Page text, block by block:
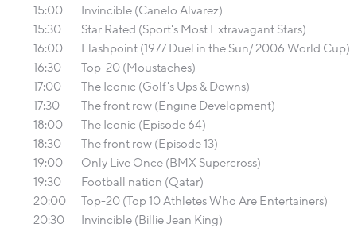
15:00
Invincible (Canelo Alvarez)
15:30
Star Rated (Sport's Most Extravagant Stars)
16:00
Flashpoint (1977 Duel in the Sun/ 2006 World Cup)
16:30
Top-20 (Moustaches)
17:00
The Iconic (Golf's Ups & Downs)
17:30
The front row (Engine Development)
18:00
The Iconic (Episode 64)
18:30
The front row (Episode 13)
19:00
Only Live Once (BMX Supercross)
19:30
Football nation (Qatar)
20:00
Top-20 (Top 10 Athletes Who Are Entertainers)
20:30
Invincible (Billie Jean King)